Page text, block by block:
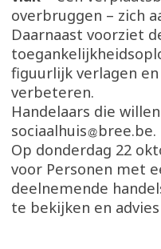
overbruggen – zich
Daarnaast voorziet
figuurlijk verlagen
verbeteren.
Handelaars die
sociaalhuis
bree.be.
Op donderdag 22
voor Personen met
deelnemende
te bekijken en